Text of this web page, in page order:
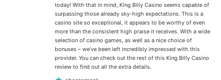
today! With that in mind, King Billy Casino seems capable of
surpassing those already sky-high expectations. This is a
casino site so exceptional, it appears to be worthy of even
more than the consistent high praise it receives. With a wide
selection of casino games, as well as a nice choice of
bonuses – we’ve been left incredibly impressed with this
provider. You can check out the rest of this King Billy Casino
review to find out all the extra details.